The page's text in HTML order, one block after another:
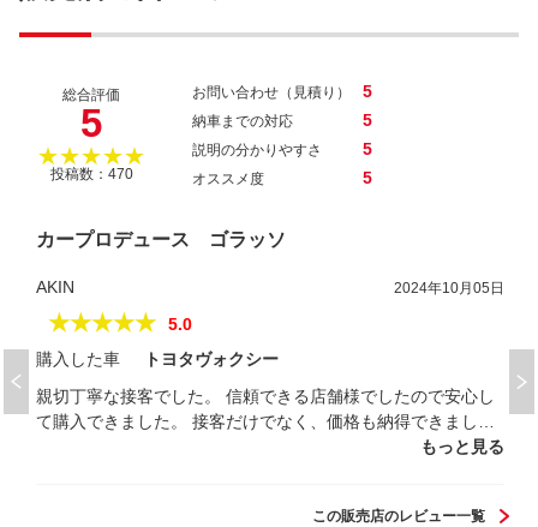
総合評価
5
★★★★★
投稿数：470
お問い合わせ（見積り） 5
納車までの対応 5
説明の分かりやすさ 5
オススメ度 5
カープロデュース ゴラッソ
AKIN 2024年10月05日
★★★★★
5.0
購入した車
トヨタヴォクシー
親切丁寧な接客でした。 信頼できる店舗様でしたので安心し
て購入できました。 接客だけでなく、価格も納得できまし
もっと見る
この販売店のレビュー一覧